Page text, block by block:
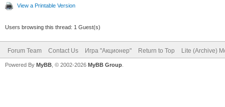
View a Printable Version
Users browsing this thread: 1 Guest(s)
Forum Team Contact Us Игра "Акционер" Return to Top Lite (Archive)
Powered By MyBB , © 2002-2026 MyBB Group